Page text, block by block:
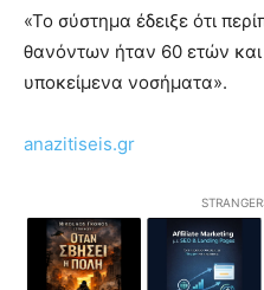
«Το σύστημα έδειξε ότι
θανόντων ήταν 60 ετών και
υποκείμενα νοσήματα».
anazitiseis.gr